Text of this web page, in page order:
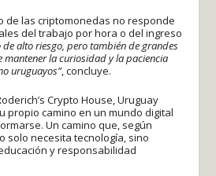
de las criptomonedas no responde
del trabajo por hora o del ingreso
de alto riesgo, pero también de grandes
la curiosidad y la paciencia
uruguayos”, concluye.
Crypto House, Uruguay
propio camino en un mundo digital
Un camino que, según
solo necesita tecnología, sino
y responsabilidad